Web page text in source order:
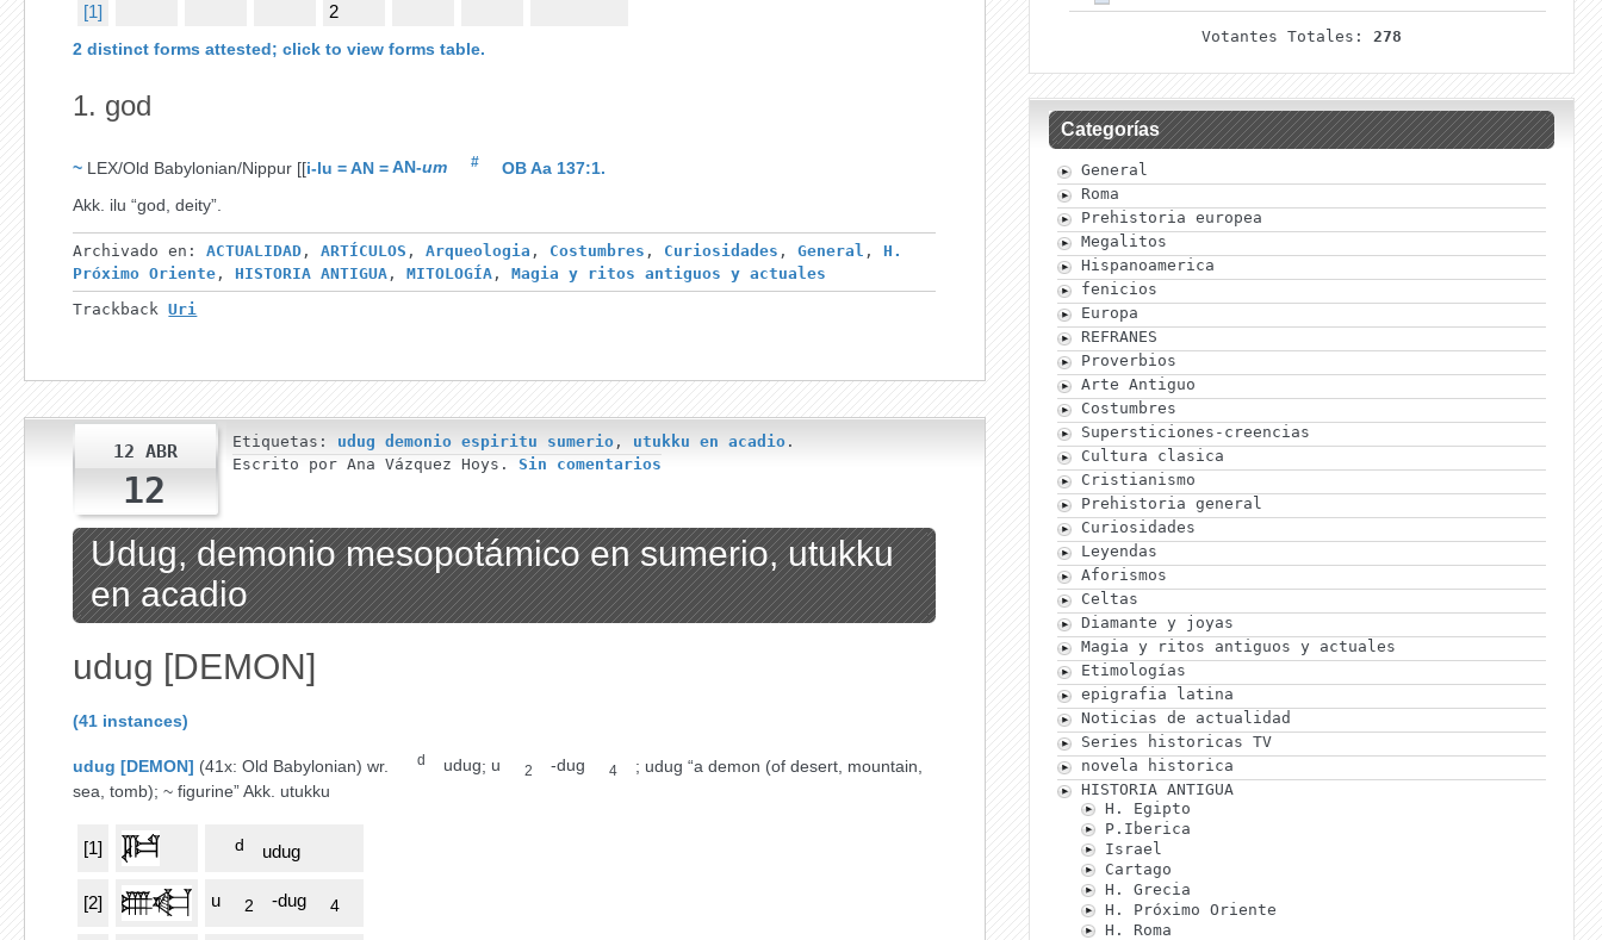
[1] 2
2 distinct forms attested; click to view forms table.
1. god
~ LEX/Old Babylonian/Nippur [[i-lu =AN =AN-um # OB Aa 137:1.
Akk. ilu “god, deity”
Archivado en:ACTUALIDAD ,ARTÍCULOS ,Arqueologia , Costumbres , Curiosidades ,General ,H.
Próximo Oriente ,HISTORIA ANTIGUA ,MITOLOGÍA ,Magia y ritos antiguos y actuales
TrackbackUri
12 ABR
12
Etiquetas: udug demonio espiritu sumerio , utukku en acadio .
Escrito por Ana Vázquez Hoys.Sin comentarios
Udug, demonio mesopotámico en sumerio, utukku
en acadio
udug [DEMON]
(41 instances)
udug [DEMON] (41x: Old Babylonian) wr. d udug; u 2 -dug 4 ; udug “a demon (of desert, mountain,
sea, tomb); ~ figurine” Akk. utukku
[1] d udug
[2] u 2 -dug 4
Votantes Totales: 278
Categorías
General
Roma
Prehistoria europea
Megalitos
Hispanoamerica
fenicios
Europa
REFRANES
Proverbios
Arte Antiguo
Costumbres
Supersticiones-creencias
Cultura clasica
Cristianismo
Prehistoria general
Curiosidades
Leyendas
Aforismos
Celtas
Diamante y joyas
Magia y ritos antiguos y actuales
Etimologías
epigrafia latina
Noticias de actualidad
Series historicas TV
novela historica
HISTORIA ANTIGUA
H. Egipto
P.Iberica
Israel
Cartago
H. Grecia
H. Próximo Oriente
H. Roma